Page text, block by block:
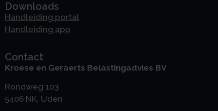
Downloads
Handleiding portal
Handleiding app
Contact
Kroese en Geraerts Belastingadvies BV
Rondweg 103
5406 NK, Uden